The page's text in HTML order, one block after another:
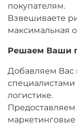
покупателям.
Взвешиваете
максимальная
Решаем Ваши
Добавляем Вас
специалистами
логистике.